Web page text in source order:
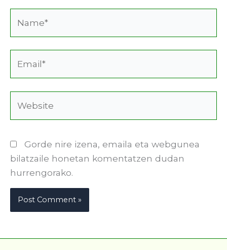
Gorde nire izena, emaila eta webgunea
bilatzaile honetan komentatzen dudan
hurrengorako.